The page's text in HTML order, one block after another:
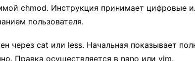
chmod. Инструкция принимает цифровые
пользователя.
через cat или less. Начальная показывает
Правка осуществляется в nano или vim.